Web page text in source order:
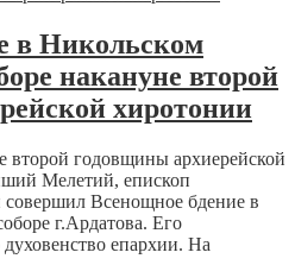
в Никольском
накануне второй
хиротонии
второй годовщины архиерейской
Мелетий, епископ
Всенощное бдение в
г.Ардатова. Его
епархии. На